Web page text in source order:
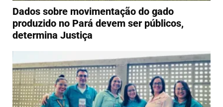
Dados sobre movimentação do gado
produzido no Pará devem ser públicos,
determina Justiça